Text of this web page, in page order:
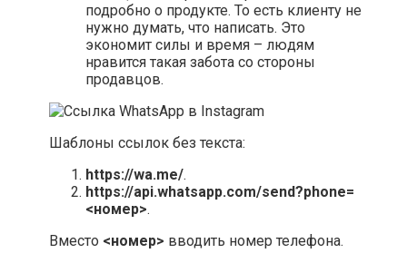
подробно о продукте. То есть клиенту не
нужно думать, что написать. Это
экономит силы и время – людям
нравится такая забота со стороны
продавцов.
Шаблоны ссылок без текста:
https://wa.me/.
https://api.whatsapp.com/send?phone=
<номер>.
Вместо <номер> вводить номер телефона.